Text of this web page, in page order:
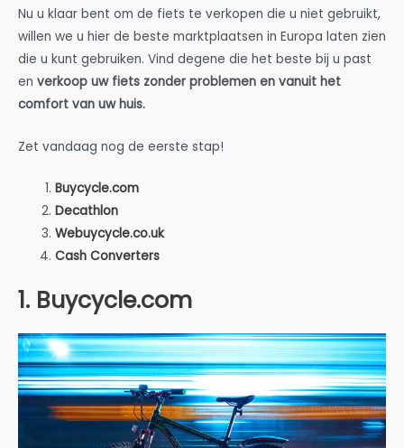
Nu u klaar bent om de fiets te verkopen die u niet gebruikt,
willen we u hier de beste marktplaatsen in Europa laten zien
die u kunt gebruiken. Vind degene die het beste bij u past
en verkoop uw fiets zonder problemen en vanuit het
comfort van uw huis.
Zet vandaag nog de eerste stap!
Buycycle.com
Decathlon
Webuycycle.co.uk
Cash Converters
1. Buycycle.com